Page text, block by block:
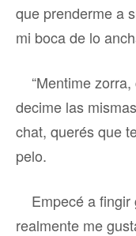
que prenderme a
mi boca de lo
“Mentime
decime las
chat, querés que
pelo.
Empecé a
realmente me